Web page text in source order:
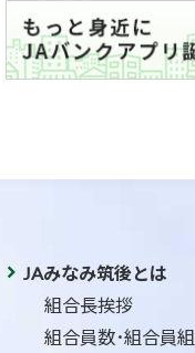
JAみなみ筑後とは
組合長挨拶
組合員数･組合員